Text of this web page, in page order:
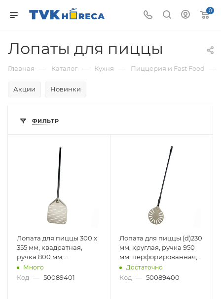
0
Лопаты для пиццы
Главная — Каталог — Кухня — Пиццерия и Fast Food —
Акции Новинки
ФИЛЬТР
Лопата для пиццы 300 х
355 мм, квадратная,
ручка 800 мм,
перфорированная,
алюминий
Много
Код — 50089401
Лопата для пиццы (d)230
мм, круглая, ручка 950
мм, перфорированная,
алюминий
Достаточно
Код — 50089400